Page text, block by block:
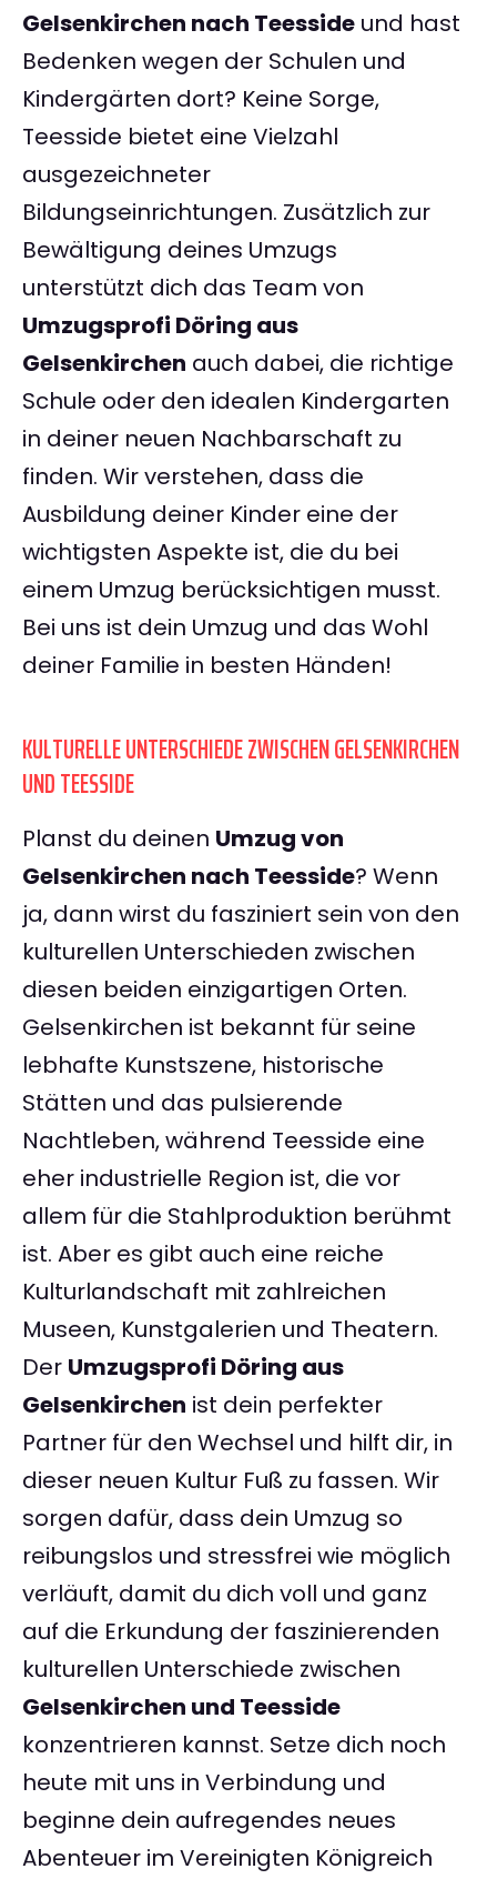
Gelsenkirchen nach Teesside und hast
Bedenken wegen der Schulen und
Kindergärten dort? Keine Sorge,
Teesside bietet eine Vielzahl
ausgezeichneter
Bildungseinrichtungen. Zusätzlich zur
Bewältigung deines Umzugs
unterstützt dich das Team von
Umzugsprofi Döring aus
Gelsenkirchen auch dabei, die richtige
Schule oder den idealen Kindergarten
in deiner neuen Nachbarschaft zu
finden. Wir verstehen, dass die
Ausbildung deiner Kinder eine der
wichtigsten Aspekte ist, die du bei
einem Umzug berücksichtigen musst.
Bei uns ist dein Umzug und das Wohl
deiner Familie in besten Händen!
KULTURELLE UNTERSCHIEDE ZWISCHEN GELSENKIRCHEN
UND TEESSIDE
Planst du deinen Umzug von
Gelsenkirchen nach Teesside? Wenn
ja, dann wirst du fasziniert sein von den
kulturellen Unterschieden zwischen
diesen beiden einzigartigen Orten.
Gelsenkirchen ist bekannt für seine
lebhafte Kunstszene, historische
Stätten und das pulsierende
Nachtleben, während Teesside eine
eher industrielle Region ist, die vor
allem für die Stahlproduktion berühmt
ist. Aber es gibt auch eine reiche
Kulturlandschaft mit zahlreichen
Museen, Kunstgalerien und Theatern.
Der Umzugsprofi Döring aus
Gelsenkirchen ist dein perfekter
Partner für den Wechsel und hilft dir, in
dieser neuen Kultur Fuß zu fassen. Wir
sorgen dafür, dass dein Umzug so
reibungslos und stressfrei wie möglich
verläuft, damit du dich voll und ganz
auf die Erkundung der faszinierenden
kulturellen Unterschiede zwischen
Gelsenkirchen und Teesside
konzentrieren kannst. Setze dich noch
heute mit uns in Verbindung und
beginne dein aufregendes neues
Abenteuer im Vereinigten Königreich